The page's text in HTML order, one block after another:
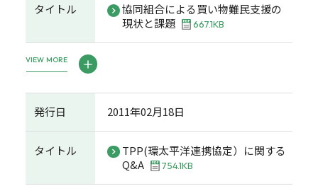
タイトル
協同組合による買い物難民支援の
現状と課題
667.1KB
VIEW MORE
発行日 2011年02月18日
タイトル
TPP(環太平洋連携協定）に関する
Q&A
754.1KB